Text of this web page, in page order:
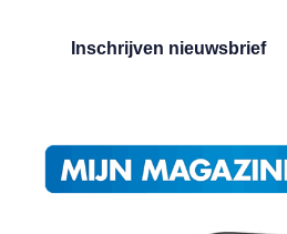
Inschrijven nieuwsbrief